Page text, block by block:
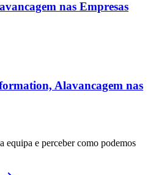
nas Empresas
Alavancagem nas
equipa e perceber como podemos